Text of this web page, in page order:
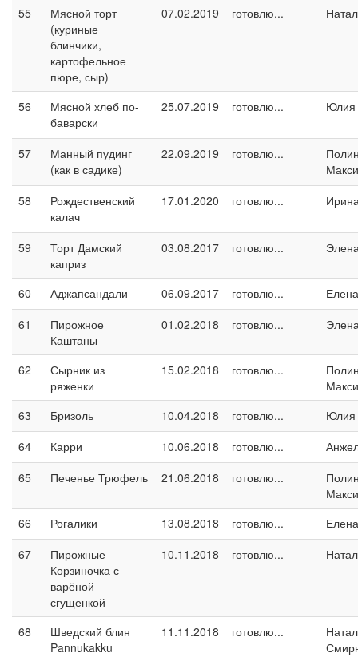
55
Мясной торт
(куриные
блинчики,
картофельное
пюре, сыр)
07.02.2019 готовлю...
56
Мясной хлеб по-
баварски
25.07.2019 готовлю... Юлия
57
Манный пудинг
(как в садике)
22.09.2019 готовлю...
58
Рождественский
калач
17.01.2020 готовлю...
59
Торт Дамский
каприз
03.08.2017 готовлю...
60 Аджапсандали 06.09.2017 готовлю...
Елена
61
Пирожное
Каштаны
01.02.2018 готовлю...
62
Сырник из
ряженки
15.02.2018 готовлю...
63
Бризоль 10.04.2018 готовлю...
Юлия
64
Карри 10.06.2018 готовлю...
65
Печенье Трюфель 21.06.2018 готовлю...
66
Рогалики 13.08.2018 готовлю...
67
Пирожные
Корзиночка с
варёной
сгущенкой
10.11.2018 готовлю...
68
Шведский блин
Pannukakku
11.11.2018 готовлю...